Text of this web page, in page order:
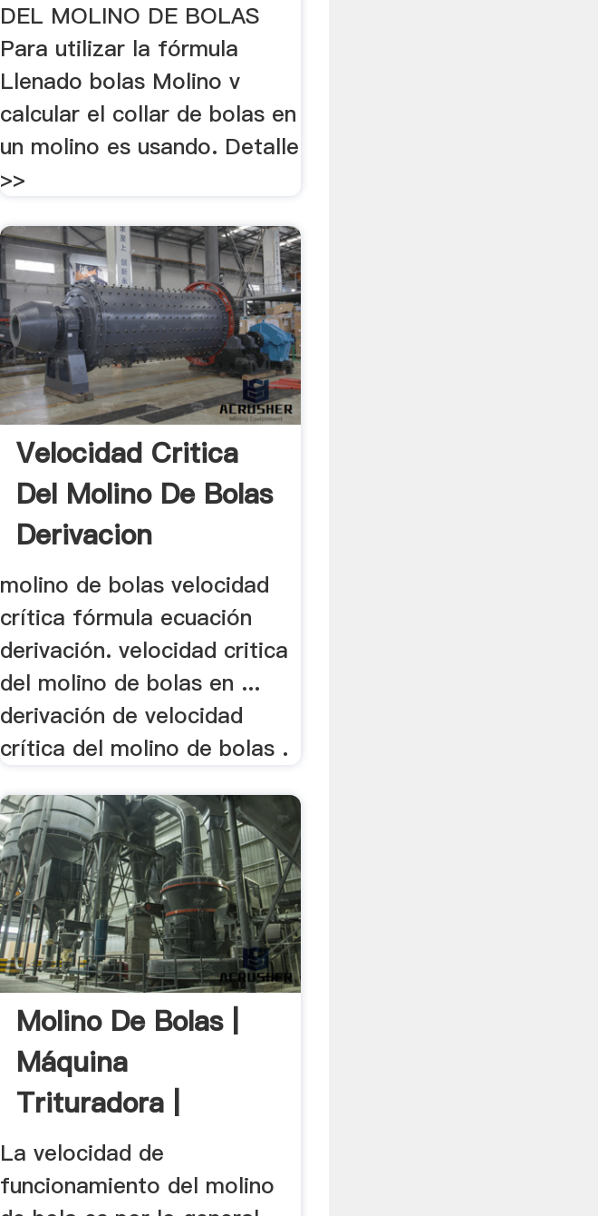
DEL MOLINO DE BOLAS
Para utilizar la fórmula
Llenado bolas Molino v
calcular el collar de bolas en
un molino es usando. Detalle
>>
Velocidad Critica
Del Molino De Bolas
Derivacion
molino de bolas velocidad
crítica fórmula ecuación
derivación. velocidad critica
del molino de bolas en ...
derivación de velocidad
crítica del molino de bolas .
Molino De Bolas |
Máquina
Trituradora |
Máquina .
La velocidad de
funcionamiento del molino